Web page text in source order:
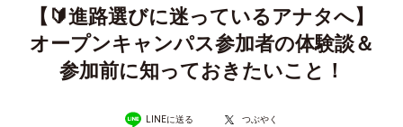
【🔰進路選びに迷っているアナタへ】
オープンキャンパス参加者の体験談＆
参加前に知っておきたいこと！
LINEに送る つぶやく